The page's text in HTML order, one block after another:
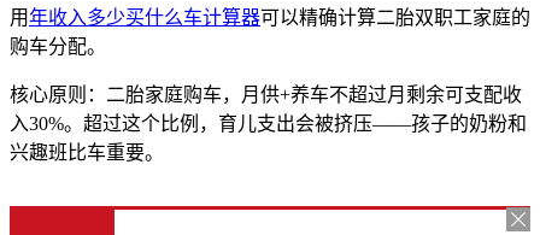
用年收入多少买什么车计算器可以精确计算二胎双职工家庭的
购车分配。
核心原则：二胎家庭购车，月供+养车不超过月剩余可支配收
入30%。超过这个比例，育儿支出会被挤压——孩子的奶粉和
兴趣班比车重要。